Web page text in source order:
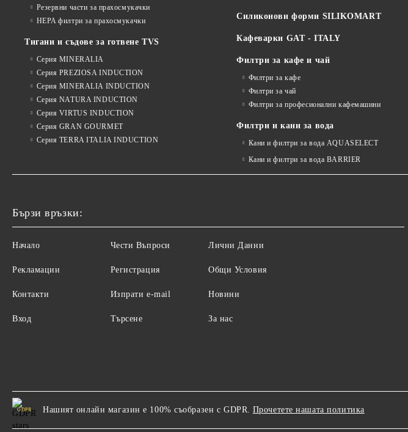
Резервни части за прахосмукачки
HEPA филтри за прахосмукачки
Тигани и съдове за готвене TVS
Серия MINERALIA
Серия PREZIOSA INDUCTION
Серия MINERALIA INDUCTION
Серия NATURA INDUCTION
Серия VIRTUS INDUCTION
Серия GRAN GOURMET
Серия TERRA ITALIA INDUCTION
Силиконови форми SILIKOMART
Кафеварки GAT - ITALY
Филтри за кафе и чай
Филтри за кафе
Филтри за чай
Филтри за професионални кафемашини
Филтри и кани за вода
Кани и филтри за вода AQUASELECT
Кани и филтри за вода BARRIER
Бързи връзки:
Начало
Рекламации
Контакти
Вход
Чести Въпроси
Регистрация
Изпрати e-mail
Търсене
Лични Данни
Общи Условия
Новини
За нас
GDPR Нашият онлайн магазин е 100% съобразен с GDPR. Прочетете нашата политика